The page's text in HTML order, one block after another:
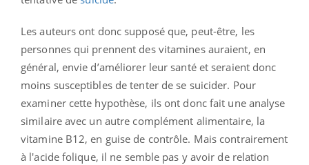
Les auteurs ont donc supposé que, peut-être, les
personnes qui prennent des vitamines auraient, en
général, envie d’améliorer leur santé et seraient donc
moins susceptibles de tenter de se suicider. Pour
examiner cette hypothèse, ils ont donc fait une analyse
similaire avec un autre complément alimentaire, la
vitamine B12, en guise de contrôle. Mais contrairement
à l'acide folique, il ne semble pas y avoir de relation